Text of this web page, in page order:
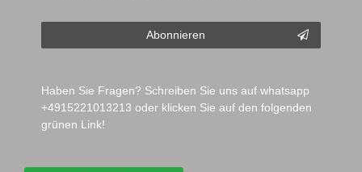
Abonnieren
Haben Sie Fragen? Schreiben Sie uns auf whatsapp
+4915221013213 oder klicken Sie auf den folgenden
grünen Link!